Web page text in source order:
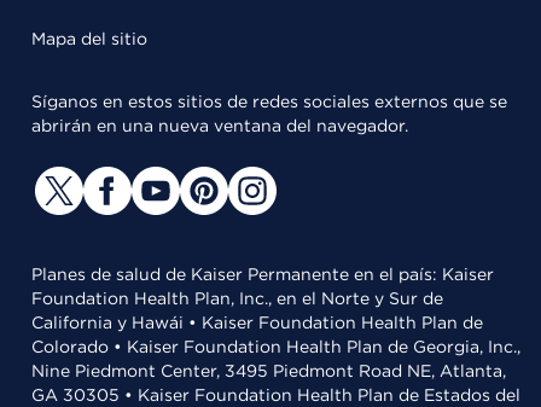
Mapa del sitio
Síganos en estos sitios de redes sociales externos que se
abrirán en una nueva ventana del navegador.
Planes de salud de Kaiser Permanente en el país: Kaiser
Foundation Health Plan, Inc., en el Norte y Sur de
California y Hawái • Kaiser Foundation Health Plan de
Colorado • Kaiser Foundation Health Plan de Georgia, Inc.,
Nine Piedmont Center, 3495 Piedmont Road NE, Atlanta,
GA 30305 • Kaiser Foundation Health Plan de Estados del